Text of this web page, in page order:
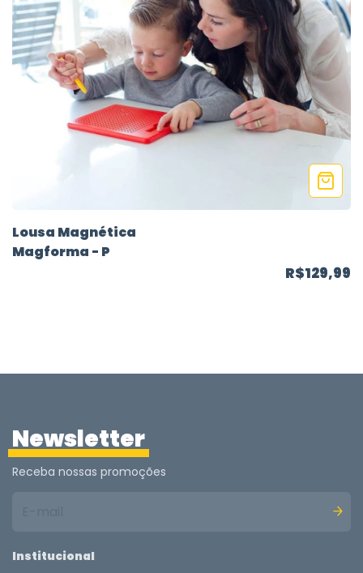
Lousa Magnética
Magforma - P
R$129,99
Newsletter
Receba nossas promoções
Institucional